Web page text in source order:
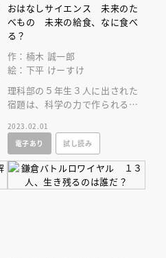
おはなしサイエンス 未来のた
べもの 未来の給食、なに食べ
る？
作：楠木 誠一郎
絵：下平 けーすけ
理科部の５年生３人に出された
宿題は、科学の力で作られる新
を考えること。未来のたべもの
はどうなる？
2023.02.01
電子あり
試し読み